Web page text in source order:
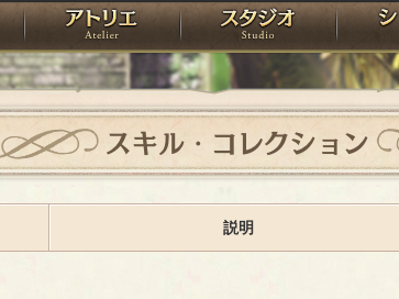
ローレット アトリエ スタジオ
スキル・コレクション
説明